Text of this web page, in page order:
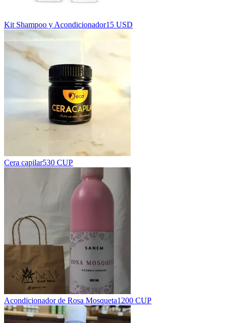
Kit Shampoo y Acondicionador15 USD
Cera capilar530 CUP
Acondicionador de Rosa Mosqueta1200 CUP